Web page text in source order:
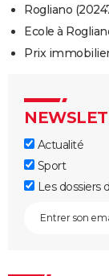
Rogliano
Ecole à
Prix
Actualité
Sport
Les dossiers